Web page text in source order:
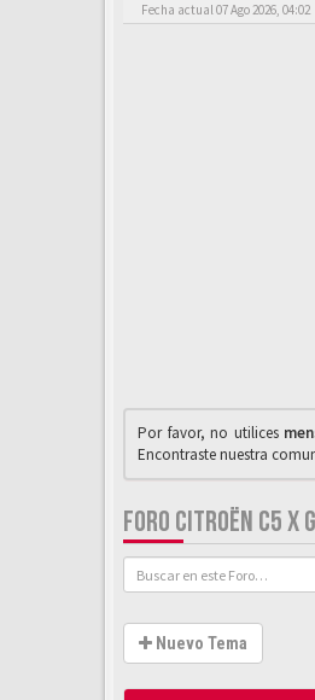
Fecha actual 07 Ago 2026, 04:02
Por favor, no utilices
Encontraste nuestra
FORO CITROËN C5 X
Nuevo Tema